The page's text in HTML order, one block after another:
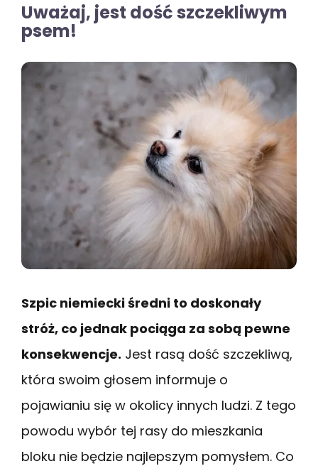
Uważaj, jest dość szczekliwym
psem!
Szpic niemiecki średni to doskonały
stróż, co jednak pociąga za sobą pewne
konsekwencje. Jest rasą dość szczekliwą,
która swoim głosem informuje o
pojawianiu się w okolicy innych ludzi. Z tego
powodu wybór tej rasy do mieszkania
bloku nie będzie najlepszym pomysłem. Co